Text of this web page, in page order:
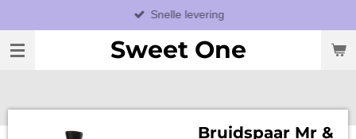
direct
naar
Sweet One
Snelle levering
Bruidspaar Mr &